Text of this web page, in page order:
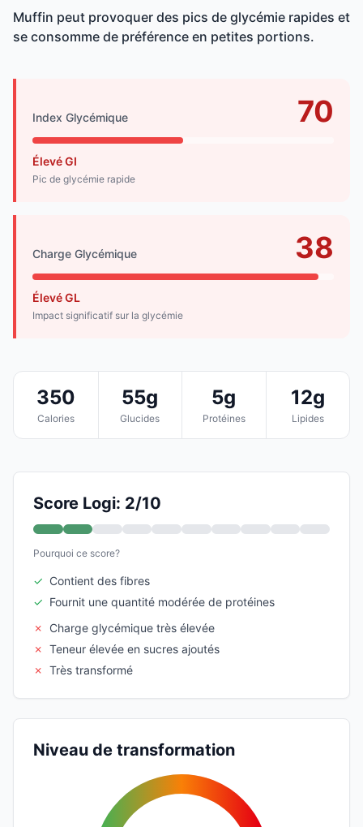
Muffin peut provoquer des pics de glycémie rapides et
se consomme de préférence en petites portions.
Index Glycémique 70
Élevé GI
Pic de glycémie rapide
Charge Glycémique 38
Élevé GL
Impact significatif sur la glycémie
350
Calories
55g
Glucides
5g
Protéines
12g
Lipides
Score Logi: 2/10
Pourquoi ce score?
✓ Contient des fibres
✓ Fournit une quantité modérée de protéines
✗
Charge glycémique très élevée
✗ Teneur élevée en sucres ajoutés
✗ Très transformé
Niveau de transformation